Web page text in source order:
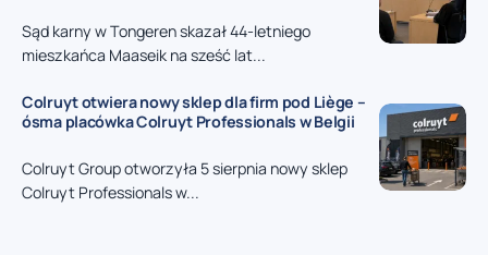
Sąd karny w Tongeren skazał 44-letniego
mieszkańca Maaseik na sześć lat...
Colruyt otwiera nowy sklep dla firm pod Liège –
ósma placówka Colruyt Professionals w Belgii
Colruyt Group otworzyła 5 sierpnia nowy sklep
Colruyt Professionals w...